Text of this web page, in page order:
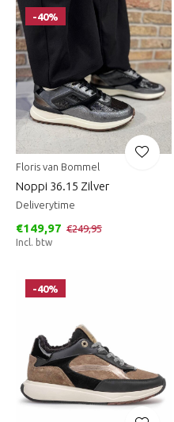
-40%
Floris van Bommel
Noppi 36.15 Zilver
Deliverytime
€149,97 €249,95
Incl. btw
-40%